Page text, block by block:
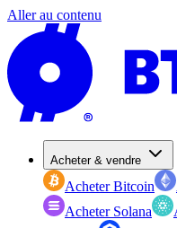
Aller au contenu
Acheter & vendre
Acheter Bitcoin
Acheter Solana